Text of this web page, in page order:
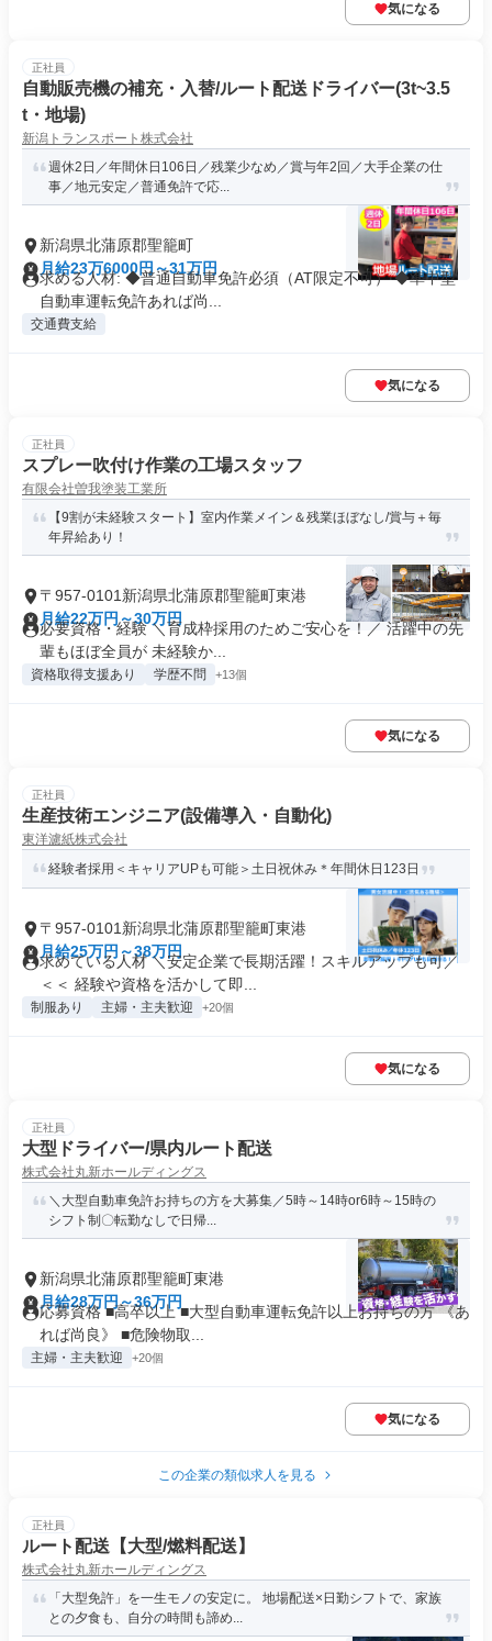
気になる
正社員
自動販売機の補充・入替/ルート配送ドライバー(3t~3.5
t・地場)
新潟トランスポート株式会社
週休2日／年間休日106日／残業少なめ／賞与年2回／大手企業の仕
事／地元安定／普通免許で応...
新潟県北蒲原郡聖籠町
月給23万6000円～31万円
求める人材: ◆普通自動車免許必須（AT限定不可） ◆準中型
自動車運転免許あれば尚...
交通費支給
気になる
正社員
スプレー吹付け作業の工場スタッフ
有限会社曽我塗装工業所
【9割が未経験スタート】室内作業メイン＆残業ほぼなし/賞与＋毎
年昇給あり！
〒957-0101新潟県北蒲原郡聖籠町東港
月給22万円～30万円
必要資格・経験 ＼育成枠採用のためご安心を！／ 活躍中の先
輩もほぼ全員が 未経験か...
資格取得支援あり 学歴不問 +13個
気になる
正社員
生産技術エンジニア(設備導入・自動化)
東洋濾紙株式会社
経験者採用＜キャリアUPも可能＞土日祝休み＊年間休日123日
〒957-0101新潟県北蒲原郡聖籠町東港
月給25万円～38万円
求めている人材 ＼安定企業で長期活躍！スキルアップも可／
＜＜ 経験や資格を活かして即...
制服あり 主婦・主夫歓迎 +20個
気になる
正社員
大型ドライバー/県内ルート配送
株式会社丸新ホールディングス
＼大型自動車免許お持ちの方を大募集／5時～14時or6時～15時の
シフト制〇転勤なしで日帰...
新潟県北蒲原郡聖籠町東港
月給28万円～36万円
応募資格 ■高卒以上 ■大型自動車運転免許以上お持ちの方 《あ
れば尚良》 ■危険物取...
主婦・主夫歓迎 +20個
気になる
この企業の類似求人を見る
正社員
ルート配送【大型/燃料配送】
株式会社丸新ホールディングス
「大型免許」を一生モノの安定に。 地場配送×日勤シフトで、家族
との夕食も、自分の時間も諦め...